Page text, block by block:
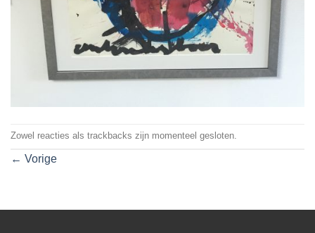
Zowel reacties als trackbacks zijn momenteel gesloten.
← Vorige